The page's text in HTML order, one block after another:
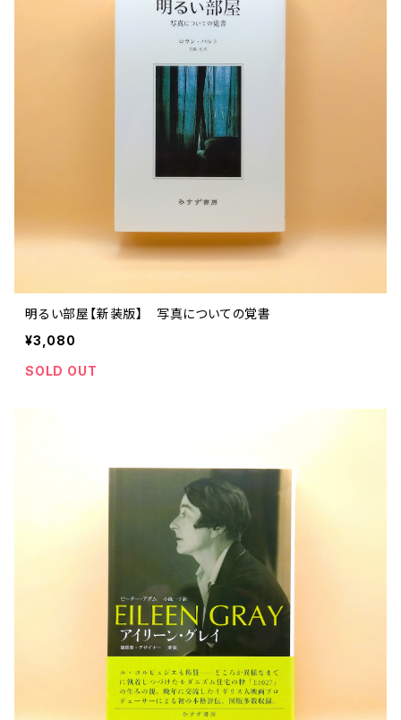
明るい部屋【新装版】 写真についての覚書
¥3,080
SOLD OUT